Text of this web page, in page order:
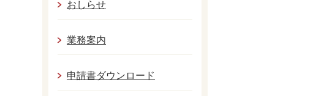
おしらせ
業務案内
申請書ダウンロード